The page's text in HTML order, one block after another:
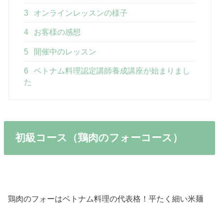
3 オンラインレッスンの様子
4 お客様の感想
5 開催中のレッスン
6
ベトナム料理認定講師養成講座が始まりまし
た
初級コース（鶏肉のフォーコース）
鶏肉のフォーはベトナム料理の代表格！平たく細い米麺